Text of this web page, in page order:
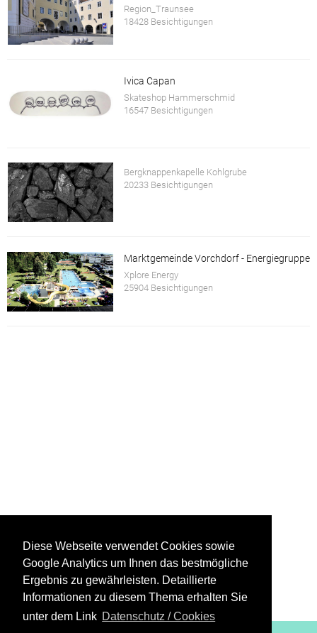
Diese Webseite verwendet Cookies sowie
Google Analytics um Ihnen das bestmögliche
Ergebnis zu gewährleisten. Detaillierte
Informationen zu diesem Thema erhalten Sie
unter dem Link Datenschutz / Cookies
Region_Traunsee
18428 Besichtigungen
Ivica Capan
Skateshop Hammerschmid
16547 Besichtigungen
Bergknappenkapelle Kohlgrube
20233 Besichtigungen
Marktgemeinde Vorchdorf - Energiegruppe
Xplore Energy
25904 Besichtigungen